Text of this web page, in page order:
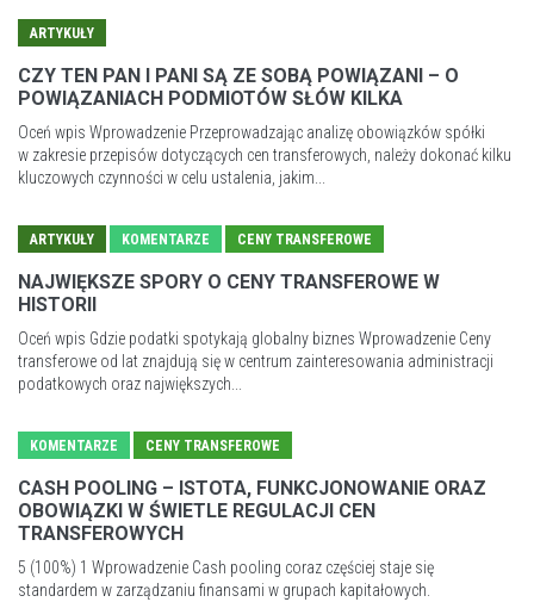
ARTYKUŁY
CZY TEN PAN I PANI SĄ ZE SOBĄ POWIĄZANI – O
POWIĄZANIACH PODMIOTÓW SŁÓW KILKA
Oceń wpis Wprowadzenie Przeprowadzając analizę obowiązków spółki
w zakresie przepisów dotyczących cen transferowych, należy dokonać kilku
kluczowych czynności w celu ustalenia, jakim...
ARTYKUŁY KOMENTARZE CENY TRANSFEROWE
NAJWIĘKSZE SPORY O CENY TRANSFEROWE W
HISTORII
Oceń wpis Gdzie podatki spotykają globalny biznes Wprowadzenie Ceny
transferowe od lat znajdują się w centrum zainteresowania administracji
podatkowych oraz największych...
KOMENTARZE CENY TRANSFEROWE
CASH POOLING – ISTOTA, FUNKCJONOWANIE ORAZ
OBOWIĄZKI W ŚWIETLE REGULACJI CEN
TRANSFEROWYCH
5 (100%) 1 Wprowadzenie Cash pooling coraz częściej staje się
standardem w zarządzaniu finansami w grupach kapitałowych.